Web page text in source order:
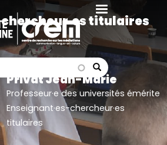
search
titulaires
Privat Jean-Marie
Professeur·e des universités émérite
Enseignant·es-chercheur·es
titulaires